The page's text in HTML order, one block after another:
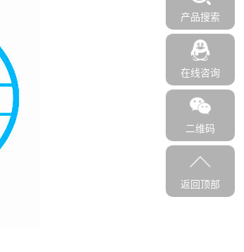
产品搜索
在线咨询
二维码
返回顶部